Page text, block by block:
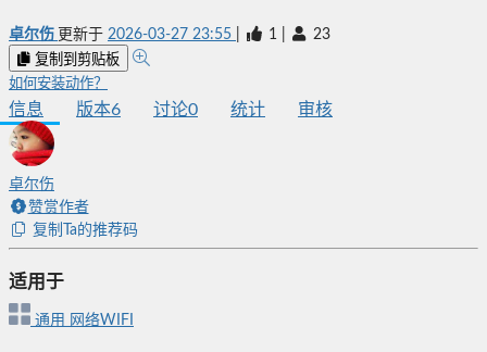
卓尔伤 更新于 2026-03-27 23:55 1 23
复制到剪贴板
如何安装动作？
信息 版本6 讨论0 统计 审核
卓尔伤
赞赏作者
复制Ta的推荐码
适用于
通用 网络WIFI